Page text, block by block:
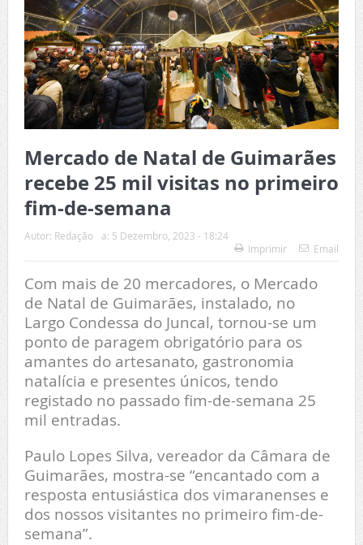
Mercado de Natal de Guimarães
recebe 25 mil visitas no primeiro
fim-de-semana
Autor: Redação a: 5 Dezembro, 2023 - 18:24
Imprimir
Email
Com mais de 20 mercadores, o Mercado
de Natal de Guimarães, instalado, no
Largo Condessa do Juncal, tornou-se um
ponto de paragem obrigatório para os
amantes do artesanato, gastronomia
natalícia e presentes únicos, tendo
registado no passado fim-de-semana 25
mil entradas.
Paulo Lopes Silva, vereador da Câmara de
Guimarães, mostra-se “encantado com a
resposta entusiástica dos vimaranenses e
dos nossos visitantes no primeiro fim-de-
semana”.